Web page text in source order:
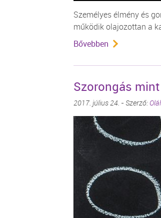
Személyes élmény és
működik olajozottan a
Bővebben
Szorongás
2017. július 24. - Szerző: